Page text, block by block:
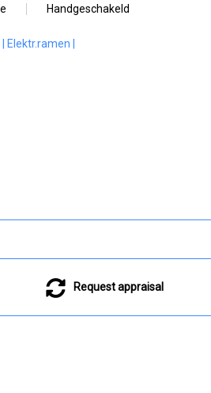
Handgeschakeld
Request appraisal